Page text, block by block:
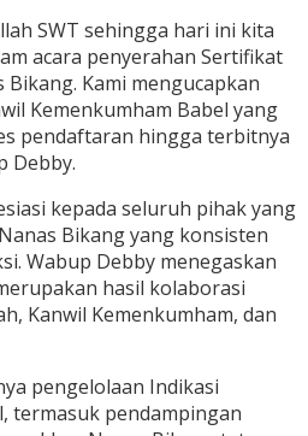
SWT sehingga hari ini kita
acara penyerahan Sertifikat
Kami mengucapkan
Kemenkumham Babel yang
pendaftaran hingga terbitnya
Debby.
kepada seluruh pihak yang
Bikang yang konsisten
Wabup Debby menegaskan
hasil kolaborasi
Kanwil Kemenkumham, dan
pengelolaan Indikasi
termasuk pendampingan